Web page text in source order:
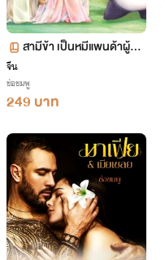
สามีข้า เป็นหมีแพนด้าผู้คลั่
จีน
ช่อชมพู
249 บาท